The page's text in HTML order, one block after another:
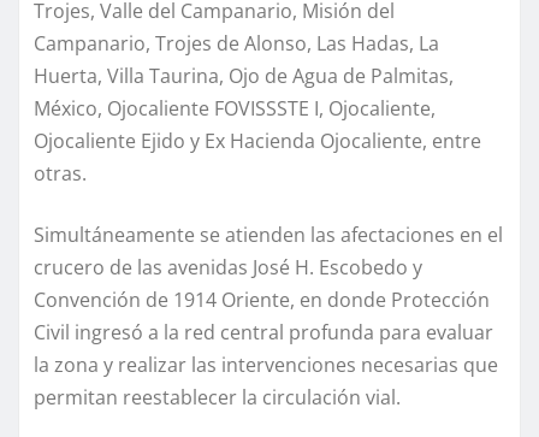
Trojes, Valle del Campanario, Misión del
Campanario, Trojes de Alonso, Las Hadas, La
Huerta, Villa Taurina, Ojo de Agua de Palmitas,
México, Ojocaliente FOVISSSTE I, Ojocaliente,
Ojocaliente Ejido y Ex Hacienda Ojocaliente, entre
otras.
Simultáneamente se atienden las afectaciones en el
crucero de las avenidas José H. Escobedo y
Convención de 1914 Oriente, en donde Protección
Civil ingresó a la red central profunda para evaluar
la zona y realizar las intervenciones necesarias que
permitan reestablecer la circulación vial.